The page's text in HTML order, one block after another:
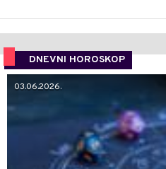
DNEVNI HOROSKOP
03.06.2026.